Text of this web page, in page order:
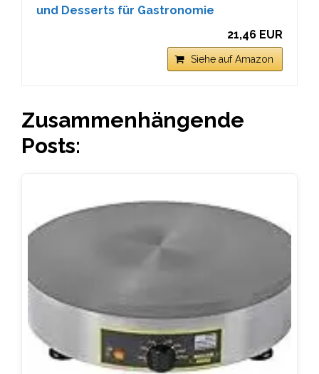
und Desserts für Gastronomie
21,46 EUR
Siehe auf Amazon
Zusammenhängende
Posts: